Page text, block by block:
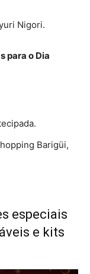
Nigori.
para o Dia
Barigüi,
especiais
e kits